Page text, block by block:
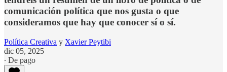
comunicación política que nos gusta o que
consideramos que hay que conocer sí o sí.
Política Creativa y Xavier Peytibi
dic 05, 2025
∙ De pago